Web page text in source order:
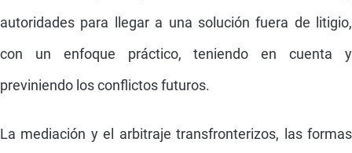
autoridades para llegar a una solución fuera de litigio,
con un enfoque práctico, teniendo en cuenta y
previniendo los conflictos futuros.
La mediación y el arbitraje transfronterizos, las formas